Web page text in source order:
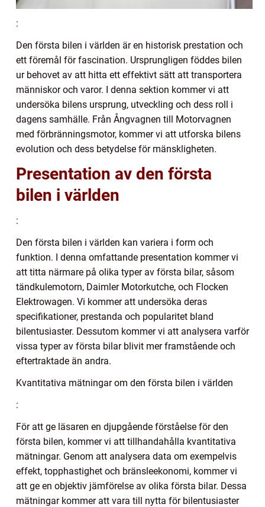
:
Den första bilen i världen är en historisk prestation och
ett föremål för fascination. Ursprungligen föddes bilen
ur behovet av att hitta ett effektivt sätt att transportera
människor och varor. I denna sektion kommer vi att
undersöka bilens ursprung, utveckling och dess roll i
dagens samhälle. Från Ångvagnen till Motorvagnen
med förbränningsmotor, kommer vi att utforska bilens
evolution och dess betydelse för mänskligheten.
Presentation av den första
bilen i världen
:
Den första bilen i världen kan variera i form och
funktion. I denna omfattande presentation kommer vi
att titta närmare på olika typer av första bilar, såsom
tändkulemotorn, Daimler Motorkutche, och Flocken
Elektrowagen. Vi kommer att undersöka deras
specifikationer, prestanda och popularitet bland
bilentusiaster. Dessutom kommer vi att analysera varför
vissa typer av första bilar blivit mer framstående och
eftertraktade än andra.
Kvantitativa mätningar om den första bilen i världen
:
För att ge läsaren en djupgående förståelse för den
första bilen, kommer vi att tillhandahålla kvantitativa
mätningar. Genom att analysera data om exempelvis
effekt, topphastighet och bränsleekonomi, kommer vi
att ge en objektiv jämförelse av olika första bilar. Dessa
mätningar kommer att vara till nytta för bilentusiaster